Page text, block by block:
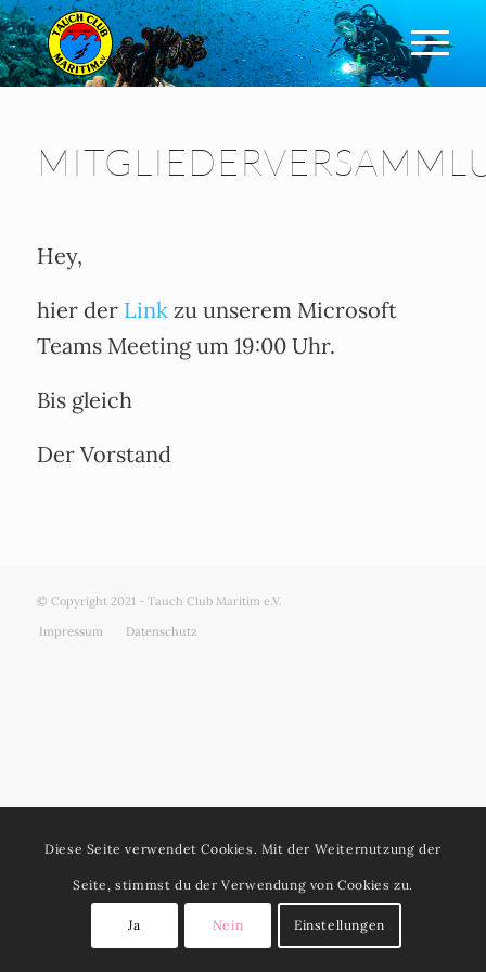
Hey,
hier der Linkzu unserem Microsoft
Teams Meeting um 19:00 Uhr.
Bis gleich
Der Vorstand
© Copyright 2021 - Tauch Club Maritim e.V.
Impressum
Datenschutz
Diese Seite verwendet Cookies. Mit der Weiternutzung der
Seite, stimmst du der Verwendung von Cookies zu.
Ja Nein Einstellungen